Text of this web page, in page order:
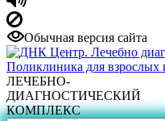
Обычная версия сайта
ЛЕЧЕБНО-
ДИАГНОСТИЧЕСКИЙ
КОМПЛЕКС